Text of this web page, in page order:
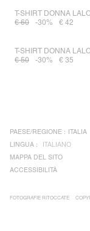
T-SHIRT DONNA
€ 60
-30% € 42
T-SHIRT DONNA
€ 50
-30% € 35
PAESE/REGIONE : ITALIA
LINGUA :
ITALIANO
MAPPA DEL SITO
ACCESSIBILITÀ
FOTOGRAFIE RITOCCATE